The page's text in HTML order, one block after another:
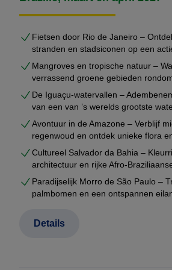
U ontvangt geen generiek
uitgewerkte reisopzet
excursies en bijpassend
Gebaseerd op duizenden echte
Op onze website vindt u meer dan
voorbeeldreizen
klanten hebben samengesteld. Dit
marketingroutes, maar echte
werkende logistiek.
Uw maatwerkreis wordt hieruit
Fietsen door Rio de Janeiro –
stranden en stadsiconen op een
Mangroves en tropische natuur –
verrassend groene gebieden
De Iguaçu-watervallen –
van een van ’s werelds grootste
Avontuur in de Amazone – Verblijf
regenwoud en ontdek unieke flora
Cultureel Salvador da Bahia –
architectuur en rijke Afro-
Paradijselijk Morro de São Paulo –
palmbomen en een ontspannen
Details